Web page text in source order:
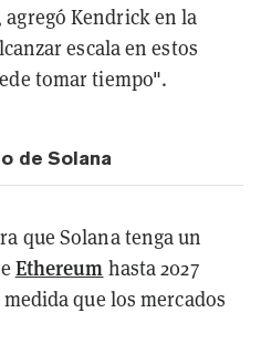
Kendrick en la
escala en estos
tomar tiempo".
de Solana
que Solana tenga un
Ethereum hasta 2027
que los mercados